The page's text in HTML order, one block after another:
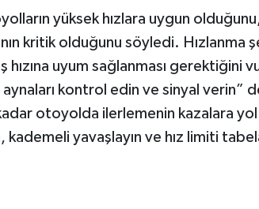
yüksek hızlara uygun
kritik olduğunu söyledi. Hızlanma
hızına uyum sağlanması gerektiğini
aynaları kontrol edin ve sinyal verin”
otoyolda ilerlemenin kazalara
kademeli yavaşlayın ve hız limiti